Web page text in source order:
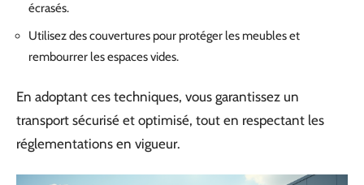
écrasés.
Utilisez des couvertures pour protéger les meubles et
rembourrer les espaces vides.
En adoptant ces techniques, vous garantissez un
transport sécurisé et optimisé, tout en respectant les
réglementations en vigueur.